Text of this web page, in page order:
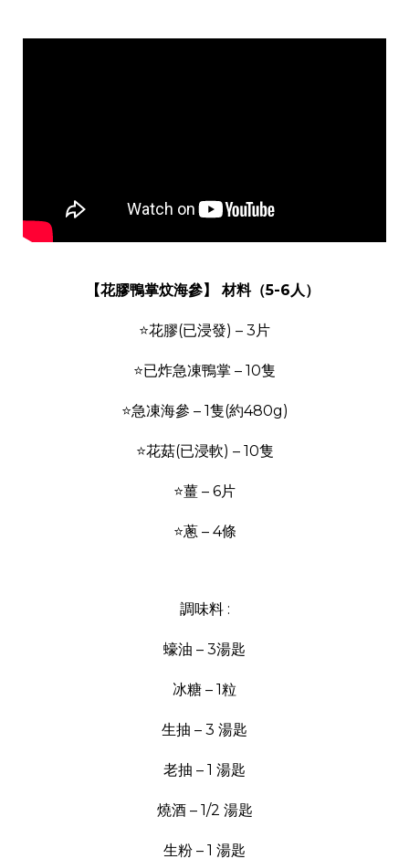
【花膠鴨掌炆海參】 材料（5-6人）
⭐花膠(已浸發) – 3片
⭐已炸急凍鴨掌 – 10隻
⭐急凍海參 – 1隻(約480g)
⭐花菇(已浸軟) – 10隻
⭐薑 – 6片
⭐蔥 – 4條
調味料 :
蠔油 – 3湯匙
冰糖 – 1粒
生抽 – 3 湯匙
老抽 – 1 湯匙
燒酒 – 1/2 湯匙
生粉 – 1 湯匙